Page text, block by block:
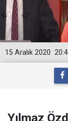
15 Aralık 2020
Yılmaz